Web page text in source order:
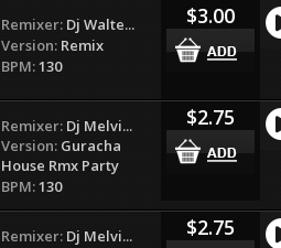
Remixer: Dj Walte...
Version: Remix
BPM:130
$3.00
Remixer: Dj Melvi...
Version: Guracha
House Rmx Party
BPM:130
$2.75
Remixer: Dj Melvi...
$2.75